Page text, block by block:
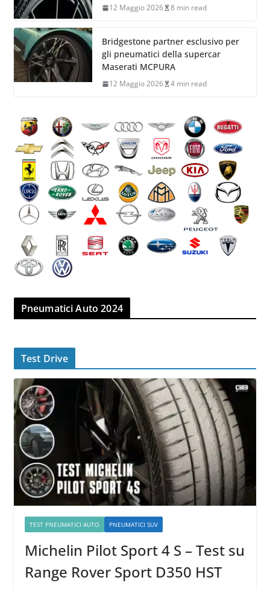
12 Maggio 2026 8 min read
Bridgestone partner esclusivo per
gli pneumatici della supercar
Maserati MCPURA
12 Maggio 2026 4 min read
Pneumatici Auto 2024
Test Drive
TEST PNEUMATICI AUTO PNEUMATICI SUV
Michelin Pilot Sport 4 S – Test su
Range Rover Sport D350 HST